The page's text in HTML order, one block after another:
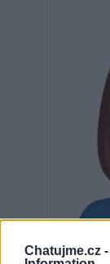
Chatujme.cz -